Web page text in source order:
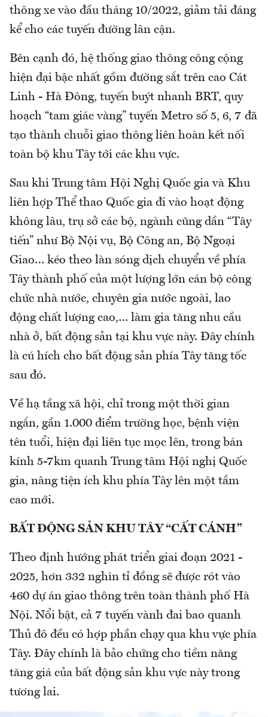
thông xe vào đầu tháng 10/2022, giảm tải đáng
kể cho các tuyến đường lân cận.
Bên cạnh đó, hệ thống giao thông công cộng
hiện đại bậc nhất gồm đường sắt trên cao Cát
Linh - Hà Đông, tuyến buýt nhanh BRT, quy
hoạch “tam giác vàng” tuyến Metro số 5, 6, 7 đã
tạo thành chuỗi giao thông liên hoàn kết nối
toàn bộ khu Tây tới các khu vực.
Sau khi Trung tâm Hội Nghị Quốc gia và Khu
liên hợp Thể thao Quốc gia đi vào hoạt động
không lâu, trụ sở các bộ, ngành cũng dần “Tây
tiến” như Bộ Nội vụ, Bộ Công an, Bộ Ngoại
Giao… kéo theo làn sóng dịch chuyển về phía
Tây thành phố của một lượng lớn cán bộ công
chức nhà nước, chuyên gia nước ngoài, lao
động chất lượng cao,… làm gia tăng nhu cầu
nhà ở, bất động sản tại khu vực này. Đây chính
là cú hích cho bất động sản phía Tây tăng tốc
sau đó.
Về hạ tầng xã hội, chỉ trong một thời gian
ngắn, gần 1.000 điểm trường học, bệnh viện
tên tuổi, hiện đại liên tục mọc lên, trong bán
kính 5-7km quanh Trung tâm Hội nghị Quốc
gia, nâng tiện ích khu phía Tây lên một tầm
cao mới.
BẤT ĐỘNG SẢN KHU TÂY “CẤT CÁNH”
Theo định hướng phát triển giai đoạn 2021 -
2025, hơn 332 nghìn tỉ đồng sẽ được rót vào
460 dự án giao thông trên toàn thành phố Hà
Nội. Nổi bật, cả 7 tuyến vành đai bao quanh
Thủ đô đều có hợp phần chạy qua khu vực phía
Tây. Đây chính là bảo chứng cho tiềm năng
tăng giá của bất động sản khu vực này trong
tương lai.